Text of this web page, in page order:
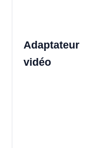
Adaptateur
vidéo